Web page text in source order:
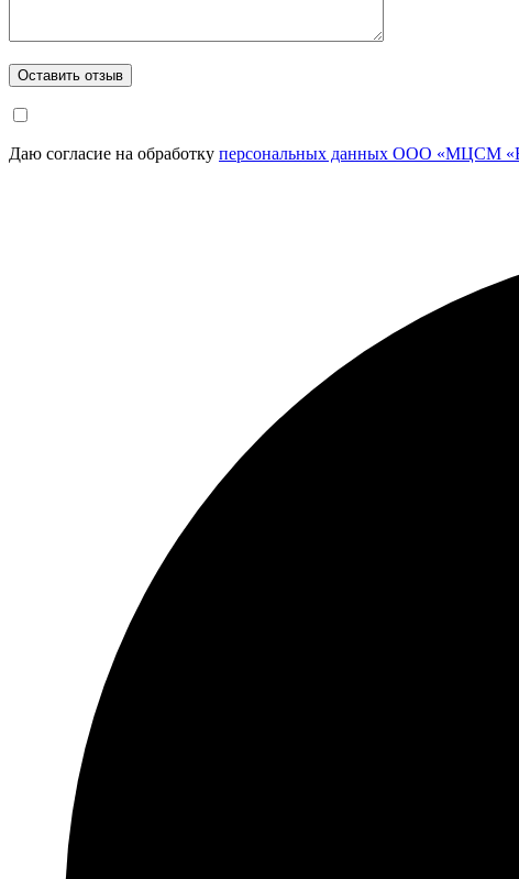
Даю согласие на обработку персональных данных ООО «МЦСМ